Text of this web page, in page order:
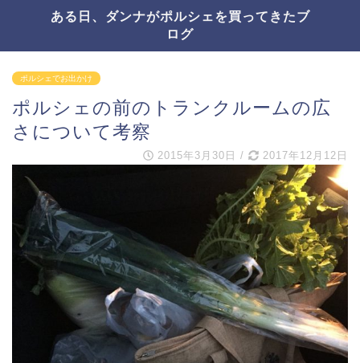
ある日、ダンナがポルシェを買ってきたブ
ログ
ポルシェでお出かけ
ポルシェの前のトランクルームの広
さについて考察
2015年3月30日 / 2017年12月12日